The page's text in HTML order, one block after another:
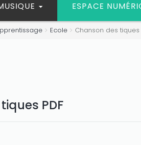
ESPACE
Ecole Chanson des tiques
PDF